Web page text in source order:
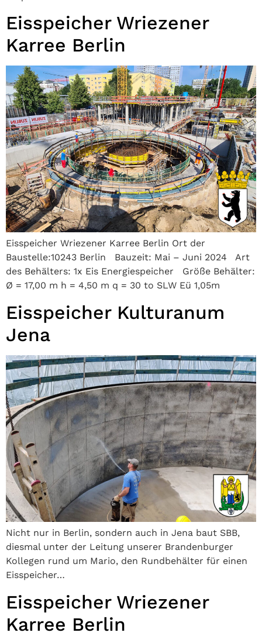
Eisspeicher Wriezener
Karree Berlin
Eisspeicher Wriezener Karree Berlin Ort der
Baustelle:10243 Berlin Bauzeit: Mai – Juni 2024 Art
des Behälters: 1x Eis Energiespeicher Größe Behälter:
Ø = 17,00 m h = 4,50 m q = 30 to SLW Eü 1,05m
Eisspeicher Kulturanum
Jena
Nicht nur in Berlin, sondern auch in Jena baut SBB,
diesmal unter der Leitung unserer Brandenburger
Kollegen rund um Mario, den Rundbehälter für einen
Eisspeicher…
Eisspeicher Wriezener
Karree Berlin